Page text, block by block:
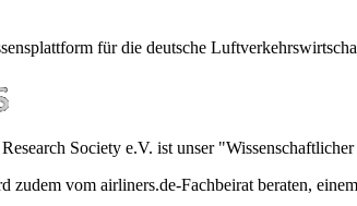
für die deutsche
Society e.V. ist unser
zudem vom airliners.de-Fachbeirat beraten,